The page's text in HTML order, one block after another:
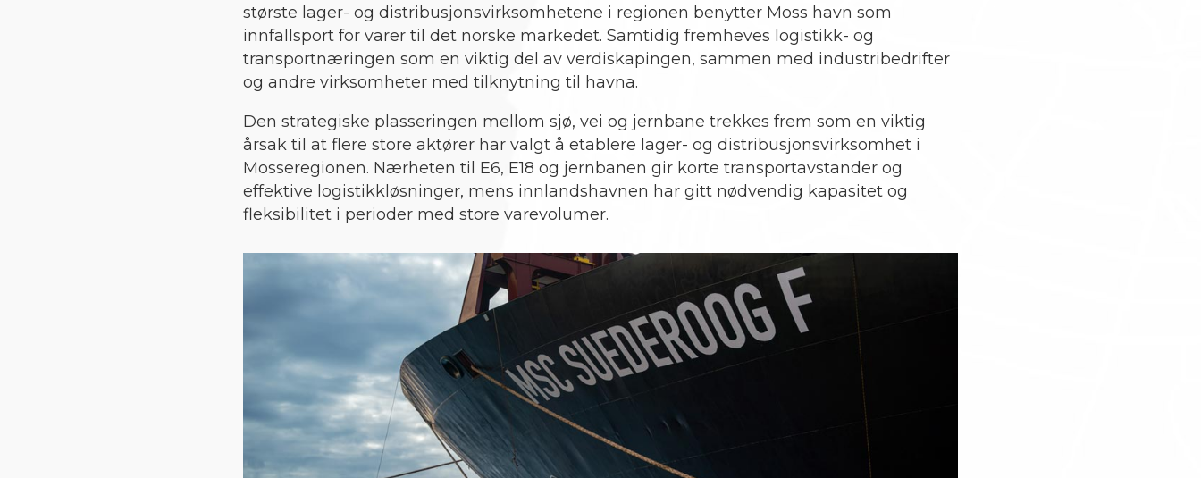
største lager- og distribusjonsvirksomhetene i regionen benytter Moss havn som
innfallsport for varer til det norske markedet. Samtidig fremheves logistikk- og
transportnæringen som en viktig del av verdiskapingen, sammen med industribedrifter
og andre virksomheter med tilknytning til havna.
Den strategiske plasseringen mellom sjø, vei og jernbane trekkes frem som en viktig
årsak til at flere store aktører har valgt å etablere lager- og distribusjonsvirksomhet i
Mosseregionen. Nærheten til E6, E18 og jernbanen gir korte transportavstander og
effektive logistikkløsninger, mens innlandshavnen har gitt nødvendig kapasitet og
fleksibilitet i perioder med store varevolumer.